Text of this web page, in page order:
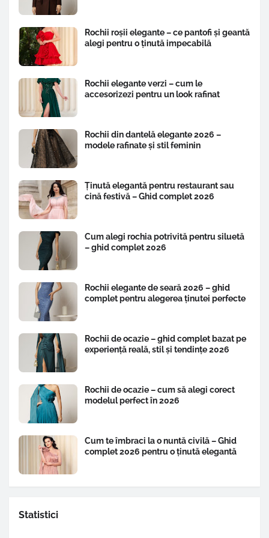
Rochii roșii elegante – ce pantofi și geantă
alegi pentru o ținută impecabilă
Rochii elegante verzi – cum le
accesorizezi pentru un look rafinat
Rochii din dantelă elegante 2026 –
modele rafinate și stil feminin
Ținută elegantă pentru restaurant sau
cină festivă – Ghid complet 2026
Cum alegi rochia potrivită pentru siluetă
– ghid complet 2026
Rochii elegante de seară 2026 – ghid
complet pentru alegerea ținutei perfecte
Rochii de ocazie – ghid complet bazat pe
experiență reală, stil și tendințe 2026
Rochii de ocazie – cum să alegi corect
modelul perfect în 2026
Cum te îmbraci la o nuntă civilă – Ghid
complet 2026 pentru o ținută elegantă
Statistici